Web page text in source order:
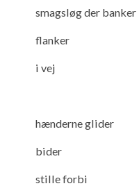
smagsløg der banker
flanker
i vej
hænderne glider
bider
stille forbi